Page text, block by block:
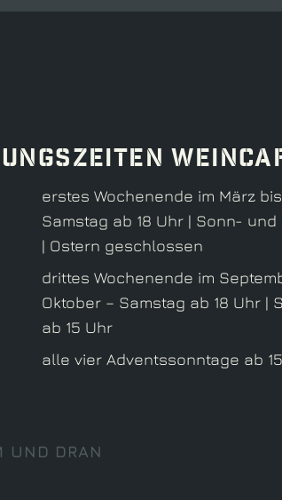
erstes Wochenende im März
Samstag ab 18 Uhr | Sonn- und
| Ostern geschlossen
drittes Wochenende im
Oktober – Samstag ab 18 Uhr |
ab 15 Uhr
alle vier Adventssonntage ab
UND DRAN